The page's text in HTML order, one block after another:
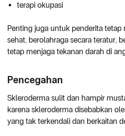
terapi okupasi
Penting juga untuk penderita
sehat, berolahraga secara teratur,
tetap menjaga tekanan darah di
Pencegahan
Skleroderma sulit dan hampir
karena skleroderma disebabkan
yang tak terkendali dan berkaitan